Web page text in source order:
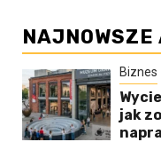
NAJNOWSZE
Biznes
jak